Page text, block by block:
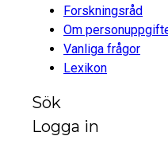
Forskningsråd
Om
Vanliga frågor
Lexikon
Sök
Logga in